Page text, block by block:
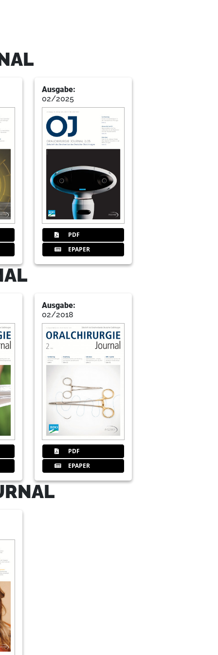
Zone
& Allgemeine Zahnheilkunde
zum Patienten kommt
Zahnärztinnen und Zahnärzte
von Zahlung des Patienten
Implantologie: Implantologie 4.0 –
bis CAD/CAM
2019
Ausgabe:
02/2025
PDF
EPAPER
Ausgabe:
02/2018
PDF
EPAPER